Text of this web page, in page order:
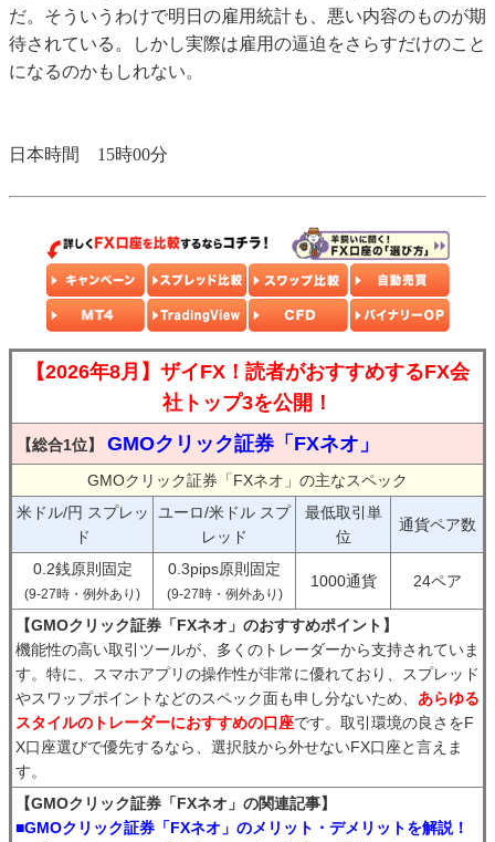
だ。そういうわけで明日の雇用統計も、悪い内容のものが期
待されている。しかし実際は雇用の逼迫をさらすだけのこと
になるのかもしれない。
日本時間 15時00分
【2026年8月】ザイFX！読者がおすすめするFX会
社トップ3を公開！
【総合1位】 GMOクリック証券「FXネオ」
GMOクリック証券「FXネオ」の主なスペック
米ドル/円 スプレッ
ド
ユーロ/米ドル スプ
レッド
最低取引単
位
通貨ペア数
0.2銭原則固定
(9-27時・例外あり)
0.3pips原則固定
(9-27時・例外あり)
1000通貨 24ペア
【GMOクリック証券「FXネオ」のおすすめポイント】
機能性の高い取引ツールが、多くのトレーダーから支持されていま
す。特に、スマホアプリの操作性が非常に優れており、スプレッド
やスワップポイントなどのスペック面も申し分ないため、 あらゆる
スタイルのトレーダーにおすすめの口座です。取引環境の良さをF
X口座選びで優先するなら、選択肢から外せないFX口座と言えま
す。
【GMOクリック証券「FXネオ」の関連記事】
■GMOクリック証券「FXネオ」のメリット・デメリットを解説！